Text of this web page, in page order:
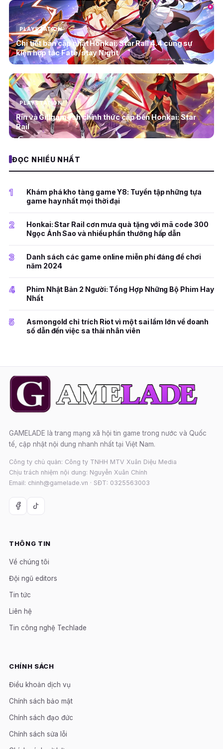
PLAYSTATION
Chi tiết bản cập nhật Honkai: Star Rail 4.4 cùng sự
kiện hợp tác Fate/stay Night
PLAYSTATION
Rin và Gillgamesh chính thức cập bến Honkai: Star
Rail
ĐỌC NHIỀU NHẤT
1
Khám phá kho tàng game Y8: Tuyển tập những tựa
game hay nhất mọi thời đại
2
Honkai: Star Rail cơn mưa quà tặng với mã code 300
Ngọc Ánh Sao và nhiều phần thưởng hấp dẫn
3
Danh sách các game online miễn phí đáng để chơi
năm 2024
4
Phim Nhật Bản 2 Người: Tổng Hợp Những Bộ Phim Hay
Nhất
5
Asmongold chỉ trích Riot vì một sai lầm lớn về doanh
số dẫn đến việc sa thải nhân viên
GAMELADE là trang mạng xã hội tin game trong nước và Quốc
tế, cập nhật nội dung nhanh nhất tại Việt Nam.
Công ty chủ quản: Công ty TNHH MTV Xuân Diệu Media
Chịu trách nhiệm nội dung: Nguyễn Xuân Chính
Email: chinh@gamelade.vn · SĐT: 0325563003
THÔNG TIN
Về chúng tôi
Đội ngũ editors
Tin tức
Liên hệ
Tin công nghệ Techlade
CHÍNH SÁCH
Điều khoản dịch vụ
Chính sách bảo mật
Chính sách đạo đức
Chính sách sửa lỗi